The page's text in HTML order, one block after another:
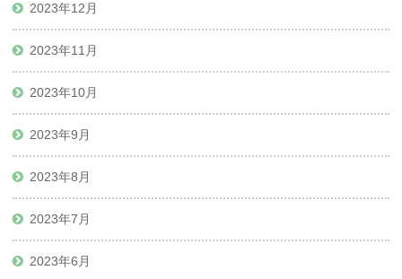
2023年12月
2023年11月
2023年10月
2023年9月
2023年8月
2023年7月
2023年6月